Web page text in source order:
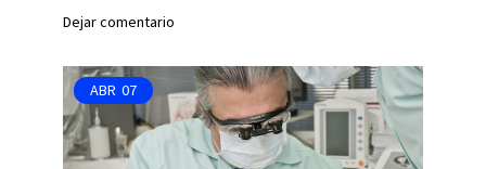
Dejar comentario
ABR 07